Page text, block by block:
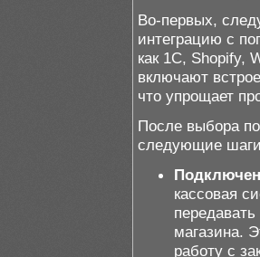
Во-первых,
интеграцию с
как 1C, Shopify,
включают
что упрощает
После выбора
следующие
кассовая
магазина.
работу с